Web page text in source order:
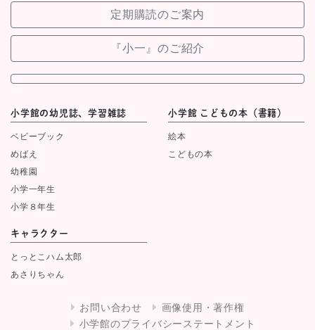
定期購読のご案内
『小一』のご紹介
小学館の幼児誌、学習雑誌
ベビーブック
めばえ
幼稚園
小学一年生
小学８年生
小学館 こどもの本（書籍）
絵本
こどもの本
キャラクター
とっとこハム太郎
あさりちゃん
お問い合わせ
画像使用・著作権
小学館のプライバシーステートメント